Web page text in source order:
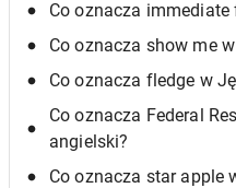
Co oznacza
Co oznacza show me
Co oznacza fledge w
Co oznacza Federal
angielski?
Co oznacza star apple